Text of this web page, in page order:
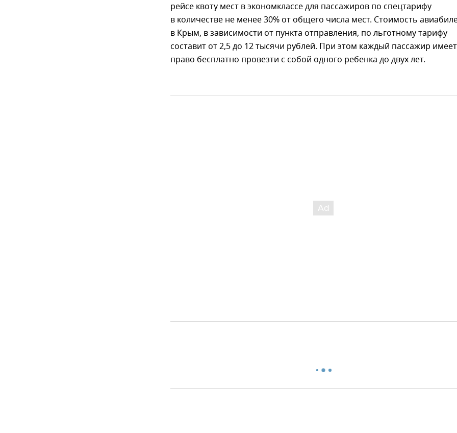
рейсе квоту мест в экономклассе для пассажиров по спецтарифу
в количестве не менее 30% от общего числа мест. Стоимость
в Крым, в зависимости от пункта отправления, по льготному тарифу
составит от 2,5 до 12 тысячи рублей. При этом каждый пассажир имеет
право бесплатно провезти с собой одного ребенка до двух лет.